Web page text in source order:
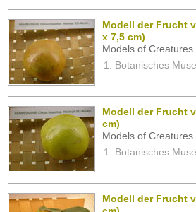
Modell der Frucht
x 7,5 cm)
Models of
Botanisches
Modell der Frucht
cm)
Models of
Botanisches
Modell der Frucht